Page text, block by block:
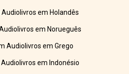
em Holandês
em Norueguês
Audiolivros em Grego
em Indonésio